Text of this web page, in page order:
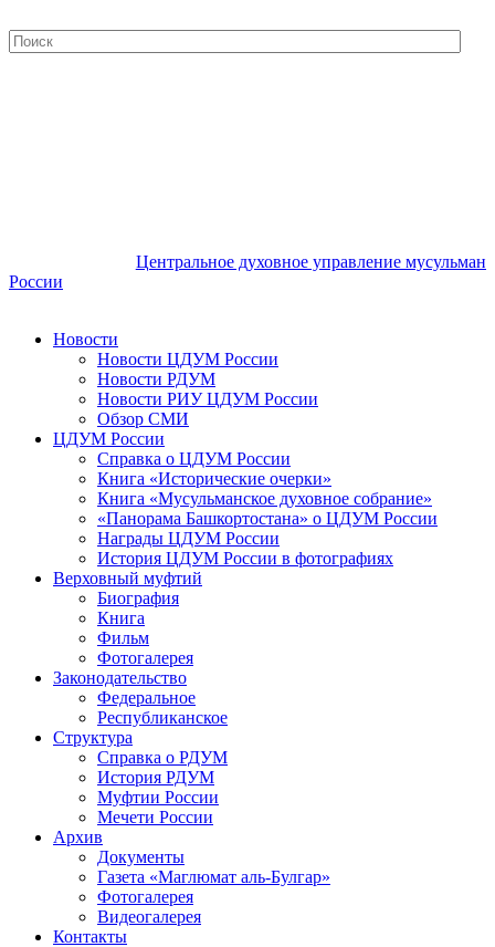
Центральное духовное управление мусульман
России
Новости
Новости ЦДУМ России
Новости РДУМ
Новости РИУ ЦДУМ России
Обзор СМИ
ЦДУМ России
Справка о ЦДУМ России
Книга «Исторические очерки»
Книга «Мусульманское духовное собрание»
«Панорама Башкортостана» о ЦДУМ России
Награды ЦДУМ России
История ЦДУМ России в фотографиях
Верховный муфтий
Биография
Книга
Фильм
Фотогалерея
Законодательство
Федеральное
Республиканское
Структура
Справка о РДУМ
История РДУМ
Муфтии России
Мечети России
Архив
Документы
Газета «Маглюмат аль-Булгар»
Фотогалерея
Видеогалерея
Контакты